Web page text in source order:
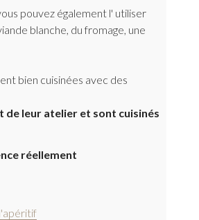
pouvez également l' utiliser
blanche, du fromage, une
bien cuisinées avec des
de leur atelier et sont cuisinés
réellement